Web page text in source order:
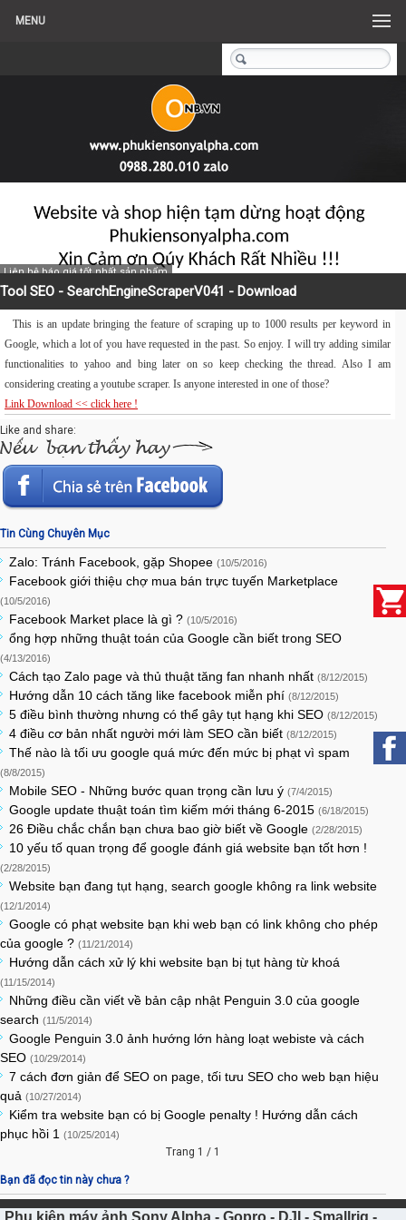
MENU
Liên hệ báo giá tốt nhất sản phẩm
Tool SEO - SearchEngineScraperV041 - Download
This is an update bringing the feature of scraping up to 1000 results per keyword in
Google, which a lot of you have requested in the past. So enjoy. I will try adding similar
functionalities to yahoo and bing later on so keep checking the thread. Also I am
considering creating a youtube scraper. Is anyone interested in one of those?
Link Download << click here !
Like and share:
Tin Cùng Chuyên Mục
Zalo: Tránh Facebook, gặp Shopee (10/5/2016)
Facebook giới thiệu chợ mua bán trực tuyến Marketplace
(10/5/2016)
Facebook Market place là gì ? (10/5/2016)
ổng hợp những thuật toán của Google cần biết trong SEO
(4/13/2016)
Cách tạo Zalo page và thủ thuật tăng fan nhanh nhất (8/12/2015)
Hướng dẫn 10 cách tăng like facebook miễn phí (8/12/2015)
5 điều bình thường nhưng có thể gây tụt hạng khi SEO (8/12/2015)
4 điều cơ bản nhất người mới làm SEO cần biết (8/12/2015)
Thế nào là tối ưu google quá mức đến mức bị phạt vì spam
(8/8/2015)
Mobile SEO - Những bước quan trọng cần lưu ý (7/4/2015)
Google update thuật toán tìm kiếm mới tháng 6-2015 (6/18/2015)
26 Điều chắc chắn bạn chưa bao giờ biết về Google (2/28/2015)
10 yếu tố quan trọng để google đánh giá website bạn tốt hơn !
(2/28/2015)
Website bạn đang tụt hạng, search google không ra link website
(12/1/2014)
Google có phạt website bạn khi web bạn có link không cho phép
của google ? (11/21/2014)
Hướng dẫn cách xử lý khi website bạn bị tụt hàng từ khoá
(11/15/2014)
Những điều cần viết về bản cập nhật Penguin 3.0 của google
search (11/5/2014)
Google Penguin 3.0 ảnh hướng lớn hàng loạt webiste và cách
SEO (10/29/2014)
7 cách đơn giản để SEO on page, tối tưu SEO cho web bạn hiệu
quả (10/27/2014)
Kiểm tra website bạn có bị Google penalty ! Hướng dẫn cách
phục hồi 1 (10/25/2014)
Trang 1 / 1
Bạn đã đọc tin này chưa ?
Phụ kiện máy ảnh Sony Alpha - Gopro - DJI - Smallrig -